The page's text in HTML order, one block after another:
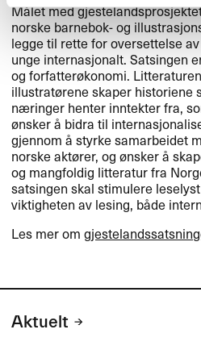
Målet med
norske barnebok- og
legge til rette for oversettelse
unge internasjonalt. Satsingen
og forfatterøkonomi.
illustratørene skaper historiene
næringer henter inntekter fra,
ønsker å bidra til
gjennom å styrke samarbeidet
norske aktører, og ønsker å
og mangfoldig litteratur fra
satsingen skal stimulere
viktigheten av lesing, både
Les mer om
Aktuelt